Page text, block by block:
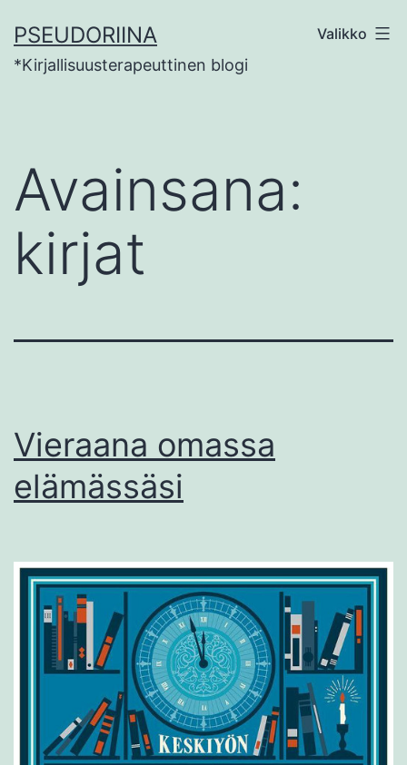
sisältöön
PSEUDORIINA
*Kirjallisuusterapeuttinen blogi
Valikko
Avainsana:
kirjat
Vieraana omassa
elämässäsi